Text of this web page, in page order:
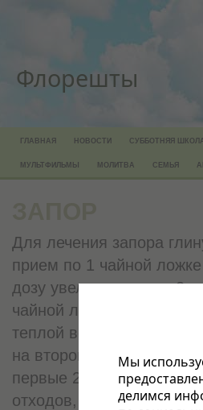
Флорешты
ГЛАВНАЯ НОВОСТИ СУББОТНЯЯ
МУЛЬТФИЛЬМЫ МОЛИТВА СЕМЬЯ
Для лечения запора
прием по 1 чайной
дозу увеличивают до 2
чайной ложке в неделю,
теплой воды на прием.
на второй неделе
первые 2—3 дня
отходов, можно
Мы
делимся